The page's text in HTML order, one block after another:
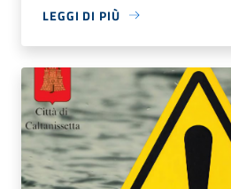
LEGGI DI PIÙ